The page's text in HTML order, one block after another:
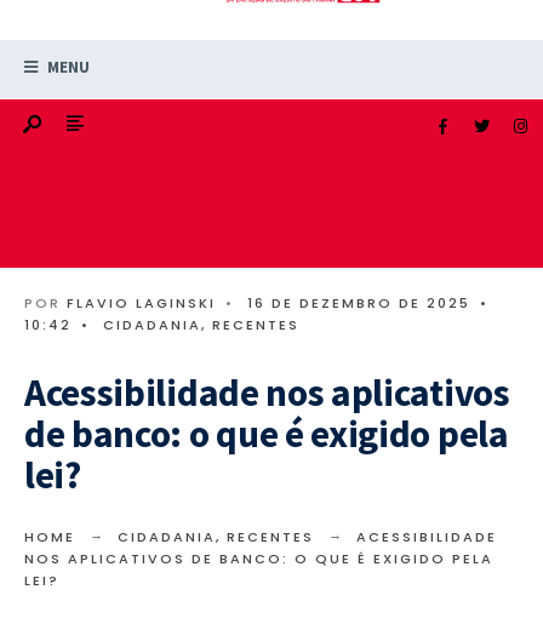
MENU
POR FLAVIO LAGINSKI • 16 DE DEZEMBRO DE 2025
•
10:42
• CIDADANIA, RECENTES
Acessibilidade nos aplicativos
de banco: o que é exigido pela
lei?
HOME CIDADANIA, RECENTES
ACESSIBILIDADE
NOS APLICATIVOS DE BANCO: O QUE É EXIGIDO PELA
LEI?